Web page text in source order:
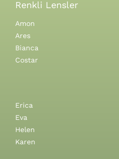
Renkli Lensler
Amon
Ares
Bianca
Costar
Erica
Eva
Helen
Karen